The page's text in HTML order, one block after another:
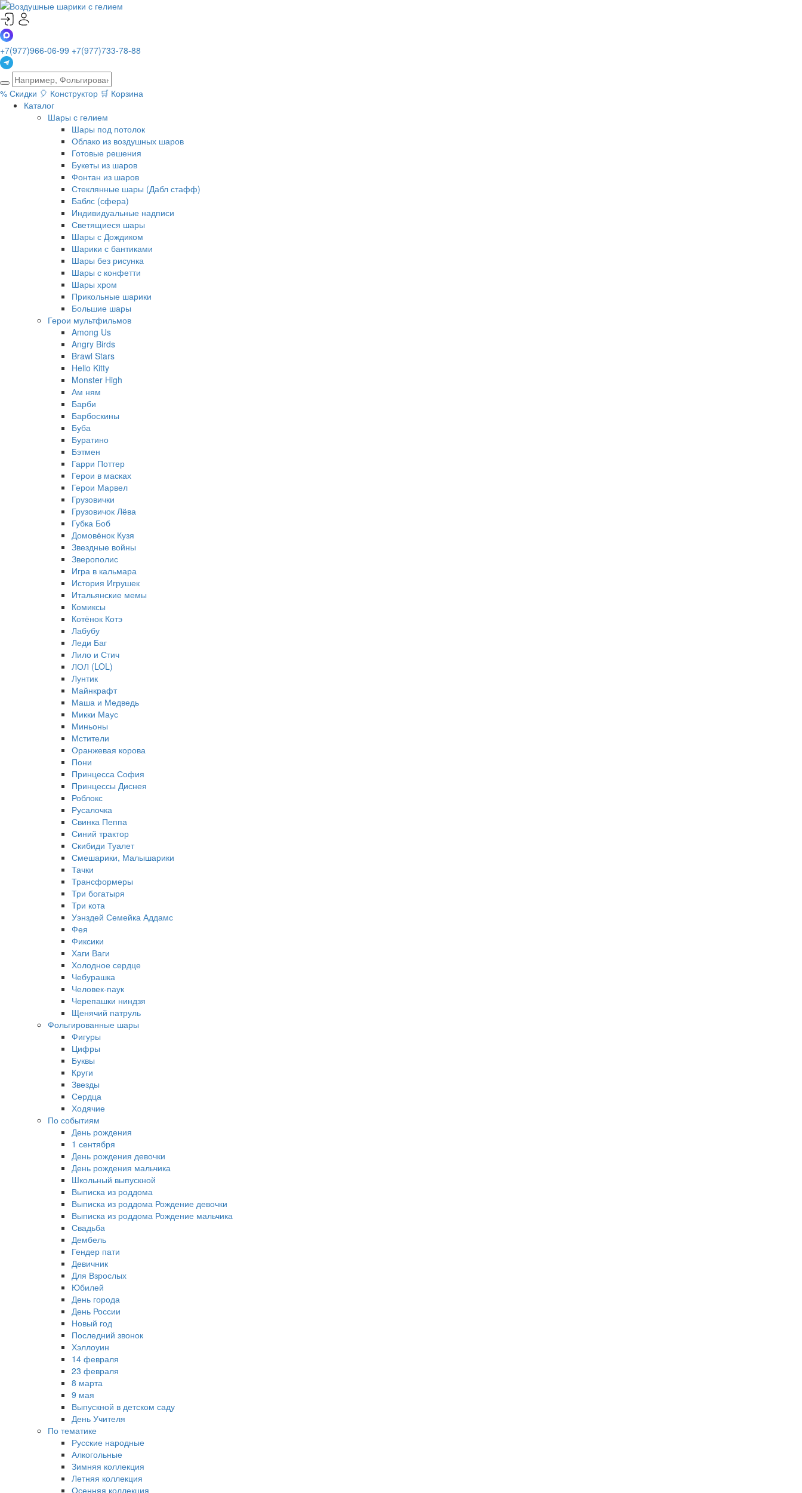
+7(977)966-06-99 +7(977)733-78-88
% Скидки 🎈 Конструктор 🛒 Корзина
Каталог
Шары с гелием
Шары под потолок
Облако из воздушных шаров
Готовые решения
Букеты из шаров
Фонтан из шаров
Стеклянные шары (Дабл стафф)
Баблс (сфера)
Индивидуальные надписи
Светящиеся шары
Шары с Дождиком
Шарики с бантиками
Шары без рисунка
Шары с конфетти
Шары хром
Прикольные шарики
Большие шары
Герои мультфильмов
Among Us
Angry Birds
Brawl Stars
Hello Kitty
Monster High
Ам ням
Барби
Барбоскины
Буба
Буратино
Бэтмен
Гарри Поттер
Герои в масках
Герои Марвел
Грузовички
Грузовичок Лёва
Губка Боб
Домовёнок Кузя
Звездные войны
Зверополис
Игра в кальмара
История Игрушек
Итальянские мемы
Комиксы
Котёнок Котэ
Лабубу
Леди Баг
Лило и Стич
ЛОЛ (LOL)
Лунтик
Майнкрафт
Маша и Медведь
Микки Маус
Миньоны
Мстители
Оранжевая корова
Пони
Принцесса София
Принцессы Диснея
Роблокс
Русалочка
Свинка Пеппа
Синий трактор
Скибиди Туалет
Смешарики, Малышарики
Тачки
Трансформеры
Три богатыря
Три кота
Уэнздей Семейка Аддамс
Фея
Фиксики
Хаги Ваги
Холодное сердце
Чебурашка
Человек-паук
Черепашки ниндзя
Щенячий патруль
Фольгированные шары
Фигуры
Цифры
Буквы
Круги
Звезды
Сердца
Ходячие
По событиям
День рождения
1 сентября
День рождения девочки
День рождения мальчика
Школьный выпускной
Выписка из роддома
Выписка из роддома Рождение девочки
Выписка из роддома Рождение мальчика
Свадьба
Дембель
Гендер пати
Девичник
Для Взрослых
Юбилей
День города
День России
Новый год
Последний звонок
Хэллоуин
14 февраля
23 февраля
8 марта
9 мая
Выпускной в детском саду
День Учителя
По тематике
Русские народные
Алкогольные
Зимняя коллекция
Летняя коллекция
Осенняя коллекция